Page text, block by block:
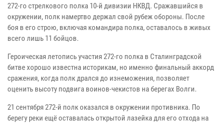
272-го стрелкового полка 10-й дивизии НКВД. Сражавшийся в
окружении, полк намертво держал свой рубеж обороны. После
боя в его строю, включая командира полка, оставалось в живых
всего лишь 11 бойцов.
Героическая летопись участия 272-го полка в Сталинградской
битве хорошо известна историкам, но именно финальный аккорд
сражения, когда полк дрался до изнеможения, позволяет
оценить высоту подвига воинов-чекистов на берегах Волги.
21 сентября 272-й полк оказался в окружении противника. По
берегу реки ещё оставалась открытой лазейка для его отхода на